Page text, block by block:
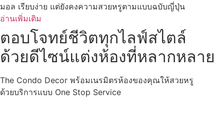
มอล เรียบง่าย แต่ยังคงความสวยหรูตามแบบฉบับญี่ปุ่น
อ่านเพิ่มเติม
ตอบโจทย์ชีวิตทุกไลฟ์สไตล์
ด้วยดีไซน์แต่งห้องที่หลากหลาย
The Condo Decor พร้อมเนรมิตรห้องของคุณให้สวยหรู
ด้วยบริการแบบ One Stop Service